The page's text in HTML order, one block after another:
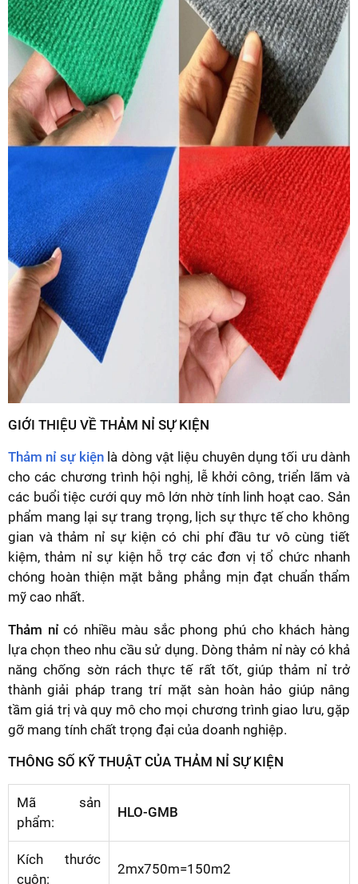
GIỚI THIỆU VỀ THẢM NỈ SỰ KIỆN
Thảm nỉ sự kiện là dòng vật liệu chuyên dụng tối ưu dành
cho các chương trình hội nghị, lễ khởi công, triển lãm và
các buổi tiệc cưới quy mô lớn nhờ tính linh hoạt cao. Sản
phẩm mang lại sự trang trọng, lịch sự thực tế cho không
gian và thảm nỉ sự kiện có chi phí đầu tư vô cùng tiết
kiệm, thảm nỉ sự kiện hỗ trợ các đơn vị tổ chức nhanh
chóng hoàn thiện mặt bằng phẳng mịn đạt chuẩn thẩm
mỹ cao nhất.
Thảm nỉcó nhiều màu sắc phong phú cho khách hàng
lựa chọn theo nhu cầu sử dụng. Dòng thảm nỉ này có khả
năng chống sờn rách thực tế rất tốt, giúp thảm nỉ trở
thành giải pháp trang trí mặt sàn hoàn hảo giúp nâng
tầm giá trị và quy mô cho mọi chương trình giao lưu, gặp
gỡ mang tính chất trọng đại của doanh nghiệp.
THÔNG SỐ KỸ THUẬT CỦA THẢM NỈ SỰ KIỆN
Mã sản
phẩm:
HLO-GMB
Kích thước
cuộn:
2mx750m=150m2